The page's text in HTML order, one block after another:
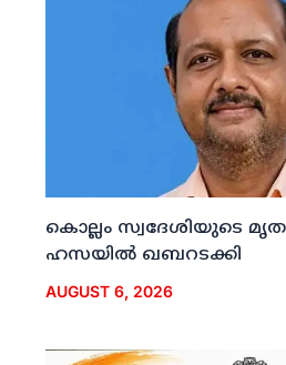
കൊല്ലം സ്വദേശിയുടെ
ഹസയില്‍ ഖബറടക്കി
AUGUST 6, 2026